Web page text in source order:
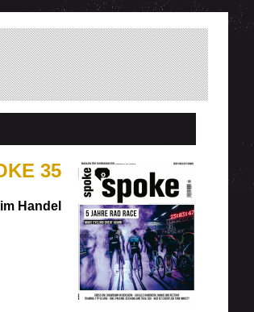
35
Handel